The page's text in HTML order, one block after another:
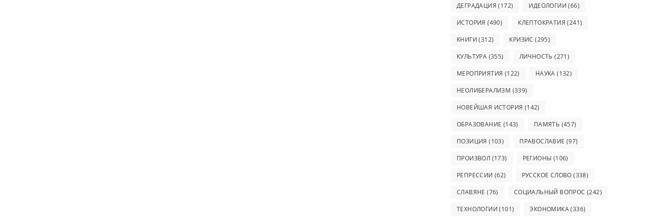
ДЕГРАДАЦИЯ (172) ИДЕОЛОГИИ (66)
ИСТОРИЯ (490) КЛЕПТОКРАТИЯ (241)
КНИГИ (312) КРИЗИС (295)
КУЛЬТУРА (355) ЛИЧНОСТЬ (271)
МЕРОПРИЯТИЯ (122) НАУКА (132)
НЕОЛИБЕРАЛИЗМ (339)
НОВЕЙШАЯ ИСТОРИЯ (142)
ОБРАЗОВАНИЕ (143) ПАМЯТЬ (457)
ПОЗИЦИЯ (103) ПРАВОСЛАВИЕ (97)
ПРОИЗВОЛ (173) РЕГИОНЫ (106)
РЕПРЕССИИ (62) РУССКОЕ СЛОВО (338)
СЛАВЯНЕ (76) СОЦИАЛЬНЫЙ ВОПРОС (242)
ТЕХНОЛОГИИ (101) ЭКОНОМИКА(336)